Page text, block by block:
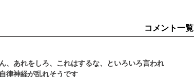
コメント一覧
、あれをしろ、これはするな、といろいろ言われ